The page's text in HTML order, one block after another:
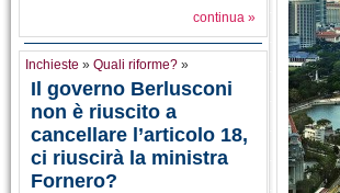
continua »
Inchieste » Quali riforme? »
Il governo Berlusconi
non è riuscito a
cancellare l’articolo 18,
ci riuscirà la ministra
Fornero?